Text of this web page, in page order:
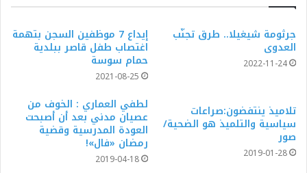
جرثومة شيغيلا.. طرق تجنّب
العدوى
2022-11-24
إيداع 7 موظفين السجن بتهمة
اغتصاب طفل قاصر ببلدية
حمام سوسة‎‎
2021-08-25
تلاميذ ينتفضون:صراعات
سياسية والتلميذ هو الضحية/
صور
2019-01-28
لطفي العماري : الخوف من
عصيان مدني بعد أن أصبحت
العودة المدرسية وقضية
رمضان «فال»!
2019-04-18